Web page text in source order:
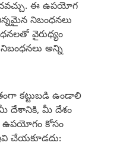
ఈ ఉపయోగ
నిబంధనలు
వైరుధ్యం
అన్ని
కట్టుబడి ఉండాలి
దేశానికి, మీ దేశం
ఉపయోగం కోసం
చేయకూడదు: